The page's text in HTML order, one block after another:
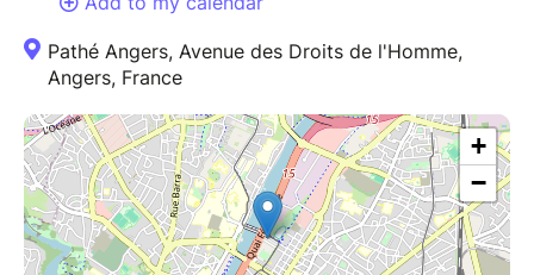
Pathé Angers, Avenue des Droits de l'Homme,
Angers, France
+
−